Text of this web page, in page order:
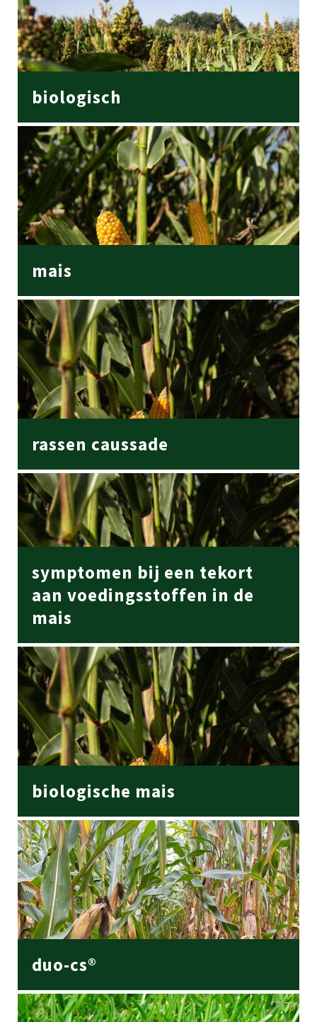
biologisch
mais
rassen caussade
symptomen bij een tekort
aan voedingsstoffen in de
mais
biologische mais
duo-cs®